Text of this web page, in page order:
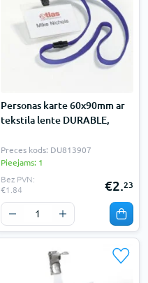
Personas karte 60x90mm ar
tekstila lente DURABLE,
Preces kods: DU813907
Pieejams: 1
Bez PVN:
€1.84
€2.23